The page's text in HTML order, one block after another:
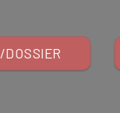
DOSSIER